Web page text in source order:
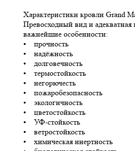
Характеристики кровли Grand
Превосходный вид и
важнейшие особенности:
• прочность
• надёжность
• долговечность
• термостойкость
• негорючесть
• пожаробезопасность
• экологичность
• цветостойкость
• УФ-стойкость
• ветростойкость
• химическая инертность